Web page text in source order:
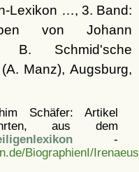
Lexikon …, 3. Band:
von Johann
B. Schmid'sche
Manz), Augsburg,
Schäfer: Artikel
aus dem
-
BiographienI/